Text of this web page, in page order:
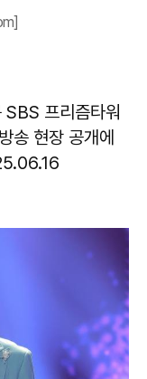
프리즘타워
송 현장 공개에